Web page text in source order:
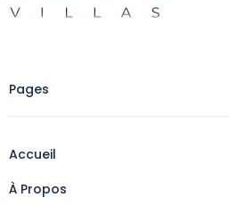
Pages
Accueil
À Propos